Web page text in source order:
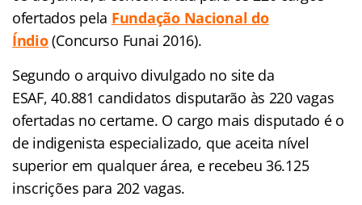
ofertados pela Fundação Nacional do
Índio(Concurso Funai 2016).
Segundo o arquivo divulgado no site da
ESAF, 40.881 candidatos disputarão às 220 vagas
ofertadas no certame. O cargo mais disputado é o
de indigenista especializado, que aceita nível
superior em qualquer área, e recebeu 36.125
inscrições para 202 vagas.